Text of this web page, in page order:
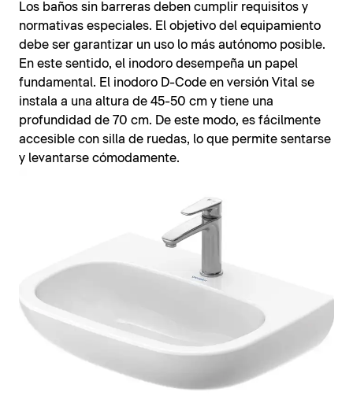
Los baños sin barreras deben cumplir requisitos y
normativas especiales. El objetivo del equipamiento
debe ser garantizar un uso lo más autónomo posible.
En este sentido, el inodoro desempeña un papel
fundamental. El inodoro D-Code en versión Vital se
instala a una altura de 45-50 cm y tiene una
profundidad de 70 cm. De este modo, es fácilmente
accesible con silla de ruedas, lo que permite sentarse
y levantarse cómodamente.